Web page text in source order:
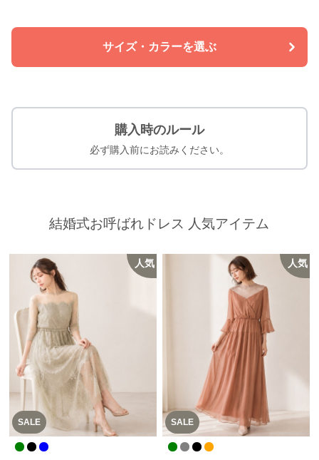
サイズ・カラーを選ぶ
購入時のルール
必ず購入前にお読みください。
結婚式お呼ばれドレス 人気アイテム
SALE
人気
SALE
人気